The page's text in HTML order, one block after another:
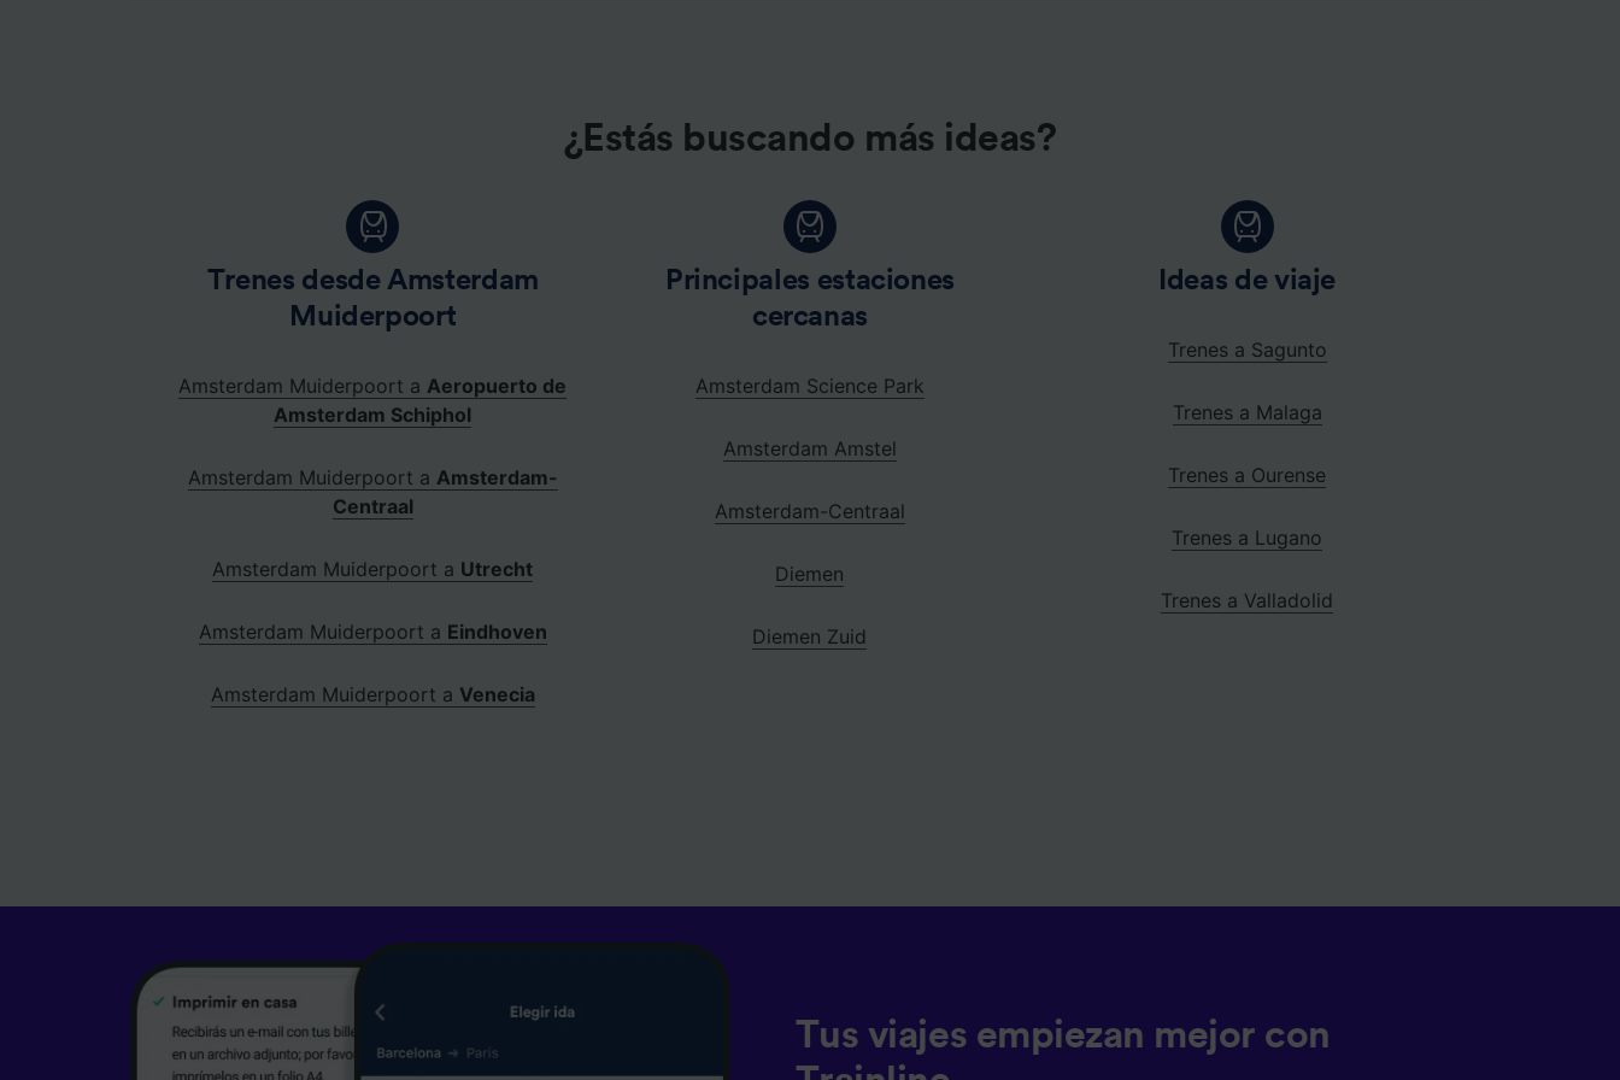
¿Estás buscando más ideas?
Trenes desde Amsterdam
Muiderpoort
Amsterdam Muiderpoort a Aeropuerto de
Amsterdam Schiphol
Amsterdam Muiderpoort a Amsterdam-
Centraal
Amsterdam Muiderpoort a Utrecht
Amsterdam Muiderpoort a Eindhoven
Amsterdam Muiderpoort a Venecia
Principales estaciones
cercanas
Amsterdam Science Park
Amsterdam Amstel
Amsterdam-Centraal
Diemen
Diemen Zuid
Ideas de viaje
Trenes a Sagunto
Trenes a Malaga
Trenes a Ourense
Trenes a Lugano
Trenes a Valladolid
Tus viajes empiezan mejor con